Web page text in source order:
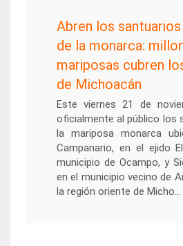
Abren los santuarios
de la monarca:
mariposas cubren
de Michoacán
Este viernes 21 de
oficialmente al público los
la mariposa monarca
Campanario, en el ejido
municipio de Ocampo, y
en el municipio vecino de
la región oriente de Micho...